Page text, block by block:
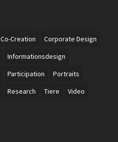
Co-Creation
Corporate Design
Informationsdesign
Participation
Portraits
Research Tiere
Video